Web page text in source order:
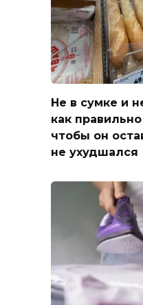
Не в сумке и
как
чтобы он
не ухудшался